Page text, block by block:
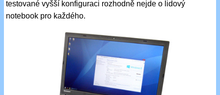
testované vyšší konfiguraci rozhodně nejde o lidový
notebook pro každého.